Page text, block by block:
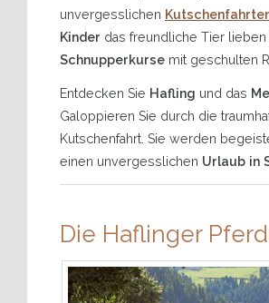
unvergesslichen
Kinder das freundliche Tier
Schnupperkurse mit geschulten
Entdecken Sie Hafling und das
Galoppieren Sie durch die
Kutschenfahrt. Sie werden
einen unvergesslichen Urlaub in
Die Haflinger